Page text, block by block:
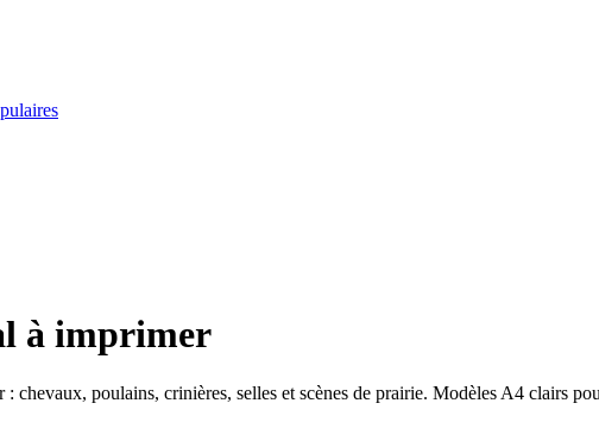
à imprimer
chevaux, poulains, crinières, selles et scènes de prairie. Modèles A4 clairs